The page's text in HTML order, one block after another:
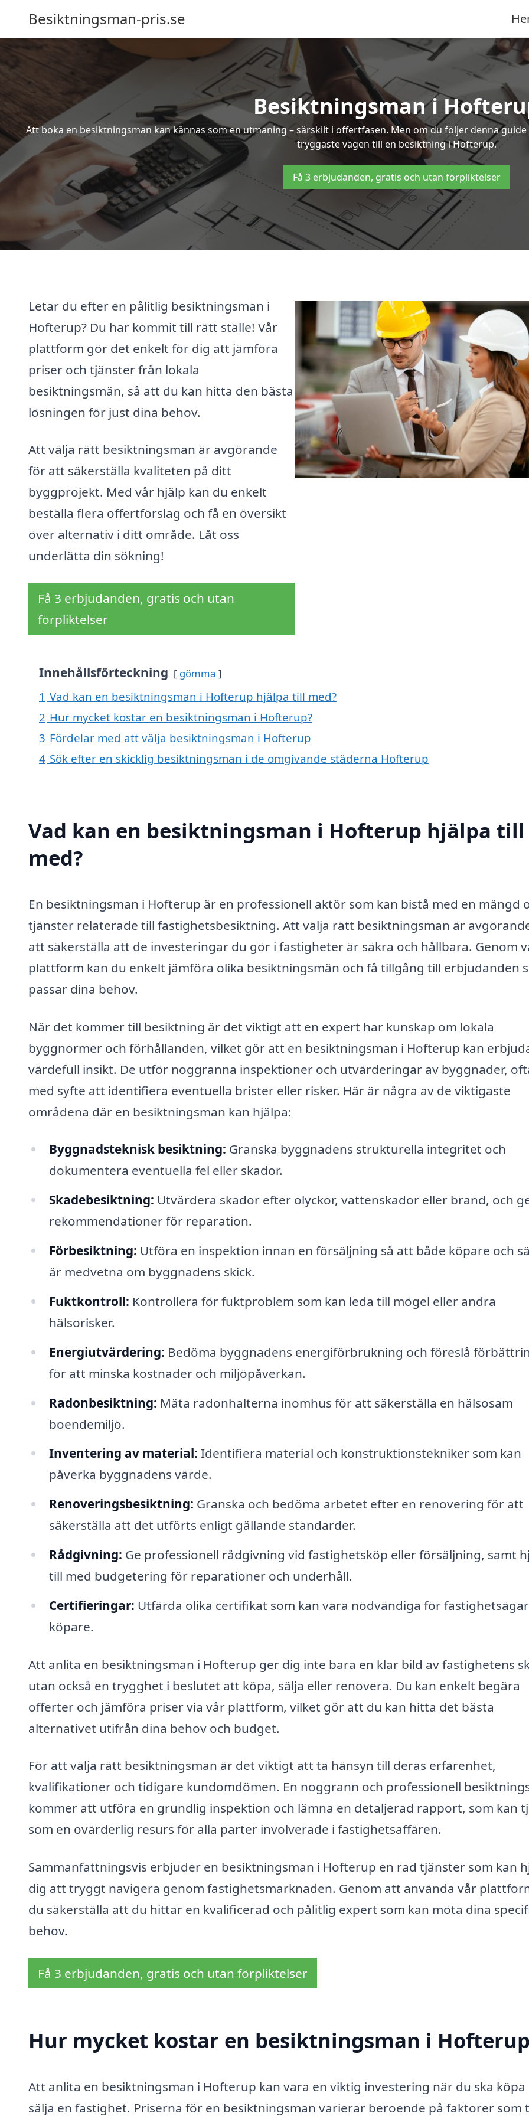
Besiktningsman-pris.se
Besiktningsman i
Att boka en besiktningsman kan kännas som en utmaning – särskilt i offertfasen. Men om du följer denna
tryggaste vägen till en besiktning i Hofterup.
Få 3 erbjudanden, gratis och utan förpliktelser
Letar du efter en pålitlig besiktningsman i
Hofterup? Du har kommit till rätt ställe! Vår
plattform gör det enkelt för dig att jämföra
priser och tjänster från lokala
besiktningsmän, så att du kan hitta den bästa
lösningen för just dina behov.
Att välja rätt besiktningsman är avgörande
för att säkerställa kvaliteten på ditt
byggprojekt. Med vår hjälp kan du enkelt
beställa flera offertförslag och få en översikt
över alternativ i ditt område. Låt oss
underlätta din sökning!
Få 3 erbjudanden, gratis och utan
förpliktelser
Innehållsförteckning gömma
1 Vad kan en besiktningsman i Hofterup hjälpa till med?
2 Hur mycket kostar en besiktningsman i Hofterup?
3 Fördelar med att välja besiktningsman i Hofterup
4 Sök efter en skicklig besiktningsman i de omgivande städerna Hofterup
Vad kan en besiktningsman i Hofterup hjälpa till
med?
En besiktningsman i Hofterup är en professionell aktör som kan bistå med en mängd
tjänster relaterade till fastighetsbesiktning. Att välja rätt besiktningsman är
att säkerställa att de investeringar du gör i fastigheter är säkra och hållbara. Genom
plattform kan du enkelt jämföra olika besiktningsmän och få tillgång till erbjudanden
passar dina behov.
När det kommer till besiktning är det viktigt att en expert har kunskap om lokala
byggnormer och förhållanden, vilket gör att en besiktningsman i Hofterup kan
värdefull insikt. De utför noggranna inspektioner och utvärderingar av byggnader,
med syfte att identifiera eventuella brister eller risker. Här är några av de viktigaste
områdena där en besiktningsman kan hjälpa:
Byggnadsteknisk besiktning: Granska byggnadens strukturella integritet och
dokumentera eventuella fel eller skador.
Skadebesiktning: Utvärdera skador efter olyckor, vattenskador eller brand, och
rekommendationer för reparation.
Förbesiktning: Utföra en inspektion innan en försäljning så att både köpare och
är medvetna om byggnadens skick.
Fuktkontroll: Kontrollera för fuktproblem som kan leda till mögel eller andra
hälsorisker.
Energiutvärdering: Bedöma byggnadens energiförbrukning och föreslå
för att minska kostnader och miljöpåverkan.
Radonbesiktning: Mäta radonhalterna inomhus för att säkerställa en hälsosam
boendemiljö.
Inventering av material: Identifiera material och konstruktionstekniker som kan
påverka byggnadens värde.
Renoveringsbesiktning: Granska och bedöma arbetet efter en renovering för att
säkerställa att det utförts enligt gällande standarder.
Rådgivning: Ge professionell rådgivning vid fastighetsköp eller försäljning, samt
till med budgetering för reparationer och underhåll.
Certifieringar: Utfärda olika certifikat som kan vara nödvändiga för
köpare.
Att anlita en besiktningsman i Hofterup ger dig inte bara en klar bild av fastighetens
utan också en trygghet i beslutet att köpa, sälja eller renovera. Du kan enkelt begära
offerter och jämföra priser via vår plattform, vilket gör att du kan hitta det bästa
alternativet utifrån dina behov och budget.
För att välja rätt besiktningsman är det viktigt att ta hänsyn till deras erfarenhet,
kvalifikationer och tidigare kundomdömen. En noggrann och professionell
kommer att utföra en grundlig inspektion och lämna en detaljerad rapport, som kan
som en ovärderlig resurs för alla parter involverade i fastighetsaffären.
Sammanfattningsvis erbjuder en besiktningsman i Hofterup en rad tjänster som kan
dig att tryggt navigera genom fastighetsmarknaden. Genom att använda vår
du säkerställa att du hittar en kvalificerad och pålitlig expert som kan möta dina
behov.
Få 3 erbjudanden, gratis och utan förpliktelser
Hur mycket kostar en besiktningsman i
Att anlita en besiktningsman i Hofterup kan vara en viktig investering när du ska köpa
sälja en fastighet. Priserna för en besiktningsman varierar beroende på faktorer som